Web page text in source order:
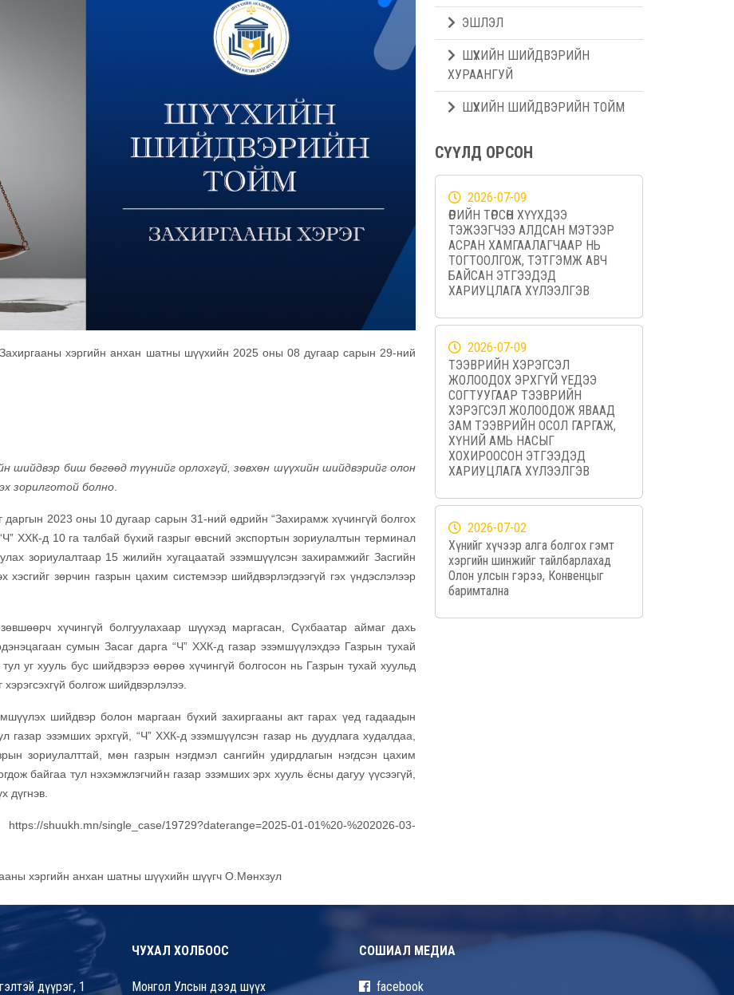
хэргийн анхан шатны шүүхийн 2025 оны 08 дугаар сарын 29-ний
шийдвэр биш бөгөөд түүнийг орлохгүй, зөвхөн шүүхийн шийдвэрийг олон
зорилготой болно
2023 оны 10 дугаар сарын 31-ний өдрийн “Захирамж хүчингүй болгох
ХХК-д 10 га талбай бүхий газрыг өвсний экспортын зориулалтын терминал
зориулалтаар 15 жилийн хугацаатай эзэмшүүлсэн захирамжийг Засгийн
зөрчин газрын цахим системээр шийдвэрлэгдээгүй гэх үндэслэлээр
хүчингүй болгуулахаар шүүхэд маргасан, Сүхбаатар аймаг дахь
сумын Засаг дарга “Ч” ХХК-д газар эзэмшүүлэхдээ Газрын тухай
уг хууль бус шийдвэрээ өөрөө хүчингүй болгосон нь Газрын тухай хуульд
болгож шийдвэрлэлээ.
шийдвэр болон маргаан бүхий захиргааны акт гарах үед гадаадын
газар эзэмших эрхгүй, “Ч” ХХК-д эзэмшүүлсэн газар нь дуудлага худалдаа,
зориулалттай, мөн газрын нэгдмэл сангийн удирдлагын нэгдсэн цахим
байгаа тул нэхэмжлэгчийн газар эзэмших эрх хууль ёсны дагуу үүсээгүй,
дүгнэв.
https://shuukh.mn/single_case/19729?daterange=2025-01-01%20-%202026-03-
хэргийн анхан шатны шүүхийн шүүгч О.Мөнхзул
ЭШЛЭЛ
ШҮҮХИЙН ШИЙДВЭРИЙН
ХУРААНГУЙ
ШҮҮХИЙН ШИЙДВЭРИЙН ТОЙМ
СҮҮЛД ОРСОН
2026-07-09
ӨӨРИЙН ТӨРСӨН ХҮҮХДЭЭ
ТЭЖЭЭГЧЭЭ АЛДСАН МЭТЭЭР
АСРАН ХАМГААЛАГЧААР НЬ
ТОГТООЛГОЖ, ТЭТГЭМЖ АВЧ
БАЙСАН ЭТГЭЭДЭД
ХАРИУЦЛАГА ХҮЛЭЭЛГЭВ
2026-07-09
ТЭЭВРИЙН ХЭРЭГСЭЛ
ЖОЛООДОХ ЭРХГҮЙ ҮЕДЭЭ
СОГТУУГААР ТЭЭВРИЙН
ХЭРЭГСЭЛ ЖОЛООДОЖ ЯВААД
ЗАМ ТЭЭВРИЙН ОСОЛ ГАРГАЖ,
ХҮНИЙ АМЬ НАСЫГ
ХОХИРООСОН ЭТГЭЭДЭД
ХАРИУЦЛАГА ХҮЛЭЭЛГЭВ
2026-07-02
Хүнийг хүчээр алга болгох гэмт
хэргийн шинжийг тайлбарлахад
Олон улсын гэрээ, Конвенцыг
баримтална
дүүрэг, 1
ЧУХАЛ ХОЛБООС
Монгол Улсын дээд шүүх
СОШИАЛ МЕДИА
facebook